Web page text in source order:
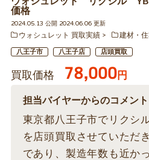
価格
2024.05.13 公開 2024.06.06 更新
ウォシュレット 買取実績
建材・
八王子市 八王子店 店頭買取
買取価格 78,000円
担当バイヤーからのコメント
東京都八王子市でリクシ
を店頭買取させていただ
であり、製造年数も近か